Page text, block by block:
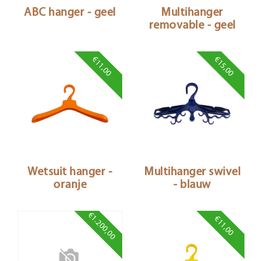
ABC hanger - geel
Multihanger
removable - geel
€11,00
Wetsuit hanger -
oranje
€15,00
Multihanger swivel
- blauw
€1.200,00 €11,00